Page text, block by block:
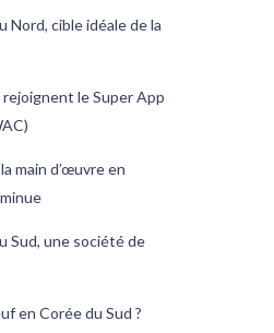
Nord, cible idéale de la
le Super App
main d’œuvre en
Sud, une société de
en Corée du Sud ?